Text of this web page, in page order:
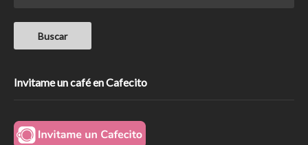
Invitame un café en Cafecito